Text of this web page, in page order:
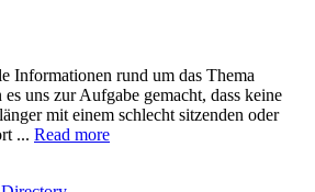
Informationen rund um das Thema
uns zur Aufgabe gemacht, dass keine
mit einem schlecht sitzenden oder
... Read more